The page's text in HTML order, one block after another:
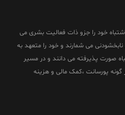
اشتباه خود را جزو ذات فعالیت بشری می
نابخشودنی می شمارند و خود را متعهد به
صورت پذیرفته می دانند و در مسیر
پورسانت ،کمک مالی و هزینه